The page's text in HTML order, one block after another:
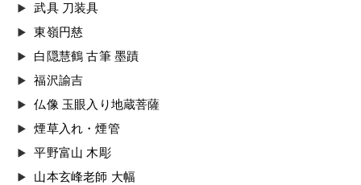
武具 刀装具
東嶺円慈
白隠慧鶴 古筆 墨蹟
福沢諭吉
仏像 玉眼入り地蔵菩薩
煙草入れ・煙管
平野富山 木彫
山本玄峰老師 大幅